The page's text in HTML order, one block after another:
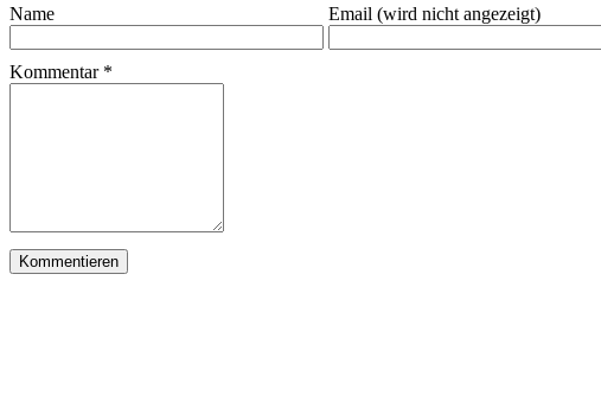
Name
Email (wird nicht angezeigt)
Kommentar*